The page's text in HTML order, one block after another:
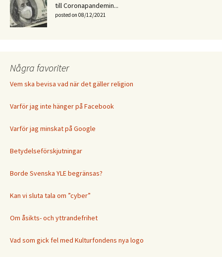
till Coronapandemin...
posted on 08/12/2021
Några favoriter
Vem ska bevisa vad när det gäller religion
Varför jag inte hänger på Facebook
Varför jag minskat på Google
Betydelseförskjutningar
Borde Svenska YLE begränsas?
Kan vi sluta tala om ”cyber”
Om åsikts- och yttrandefrihet
Vad som gick fel med Kulturfondens nya logo